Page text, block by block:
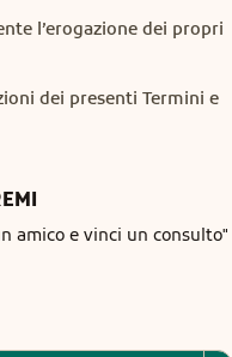
l’erogazione dei propri
dei presenti Termini e
amico e vinci un consulto"